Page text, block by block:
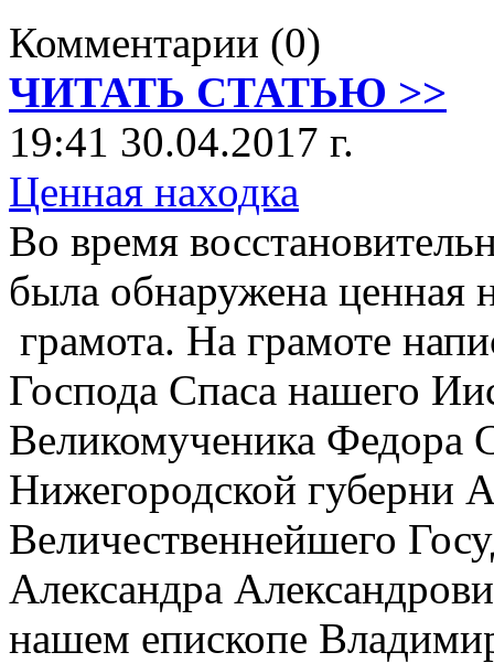
Комментарии (0)
ЧИТАТЬ СТАТЬЮ >>
19:41 30.04.2017 г.
Ценная находка
Во время
была обнаружена ценная
грамота. На грамоте
Господа Спаса нашего
Великомученика Федора
Нижегородской губерни
Величественнейшего
Александра
нашем епископе